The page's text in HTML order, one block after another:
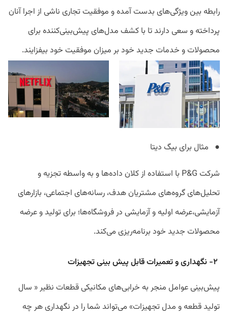
رابطه بین ویژگی‌های بدست آمده و موفقیت تجاری ناشی از اجرا آنان
پرداخته و سعی دارند تا با کشف مدل‌های پیش‌بینی‌کننده برای
محصولات و خدمات جدید خود بر میزان موفقیت خود بیفزایند.
● مثال برای بیگ دیتا
شرکت P&G با استفاده از کلان داده‌ها و به واسطه تجزیه و
تحلیل‌های گروه‌های مشتریان هدف، رسانه‌های اجتماعی، بازارهای
آزمایشی،عرضه اولیه و آزمایشی در فروشگاه‌ها؛ برای تولید و عرضه
محصولات جدید خود برنامه‌ریزی می‌کند.
پیش‌بینی عوامل منجر به خرابی‌های مکانیکی قطعات نظیر « سال
تولید قطعه و مدل تجهیزات» می‌تواند شما را در نگهداری هر چه